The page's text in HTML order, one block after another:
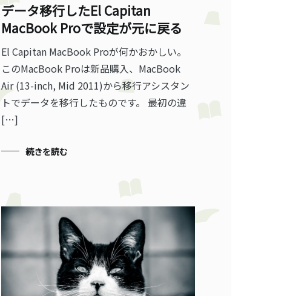
データ移行したEl Capitan
MacBook Proで設定が元に戻る
El Capitan MacBook Proが何かおかしい。
このMacBook Proは新品購入、MacBook
Air (13-inch, Mid 2011)から移行アシスタン
トでデータを移行したものです。 最初の違
[…]
続きを読む